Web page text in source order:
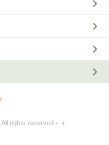
rights reserved＋＋